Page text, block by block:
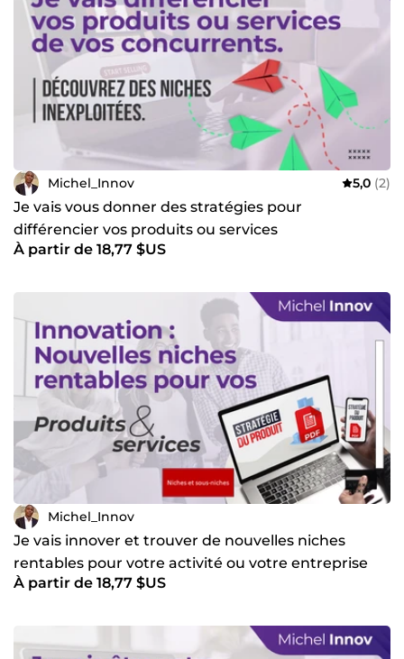
Michel_Innov 5,0 (2)
Je vais vous donner des stratégies pour
différencier vos produits ou services
À partir de 18,77 $US
Michel_Innov
Je vais innover et trouver de nouvelles niches
rentables pour votre activité ou votre entreprise
À partir de 18,77 $US